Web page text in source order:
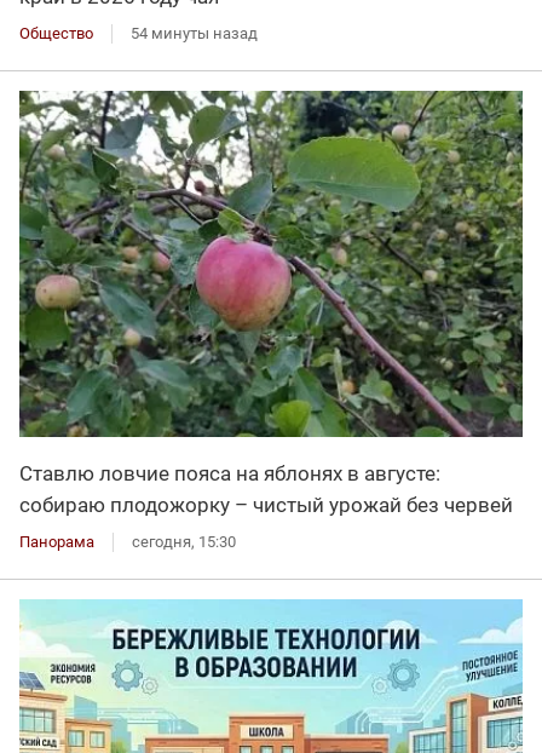
Общество 54 минуты назад
Ставлю ловчие пояса на яблонях в августе:
собираю плодожорку – чистый урожай без червей
Панорама сегодня, 15:30